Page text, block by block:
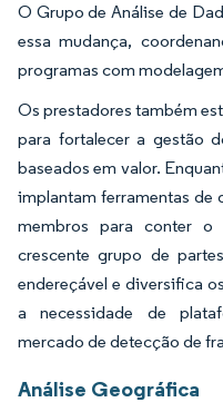
O Grupo de Análise de
essa mudança,
programas com
Os prestadores também
para fortalecer a gestão
baseados em valor.
implantam ferramentas de
membros para conter o
crescente grupo de
endereçável e diversifica
a necessidade de
mercado de detecção de
Análise Geográfica